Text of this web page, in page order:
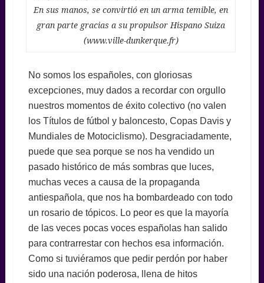
En sus manos, se convirtió en un arma temible, en
gran parte gracias a su propulsor Hispano Suiza
(www.ville-dunkerque.fr)
No somos los españoles, con gloriosas
excepciones, muy dados a recordar con orgullo
nuestros momentos de éxito colectivo (no valen
los Títulos de fútbol y baloncesto, Copas Davis y
Mundiales de Motociclismo). Desgraciadamente,
puede que sea porque se nos ha vendido un
pasado histórico de más sombras que luces,
muchas veces a causa de la propaganda
antiespañola, que nos ha bombardeado con todo
un rosario de tópicos. Lo peor es que la mayoría
de las veces pocas voces españolas han salido
para contrarrestar con hechos esa información.
Como si tuviéramos que pedir perdón por haber
sido una nación poderosa, llena de hitos